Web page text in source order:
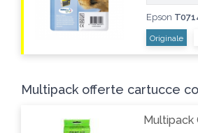
Epson
Originale
Multipack offerte cartucce
Multipack